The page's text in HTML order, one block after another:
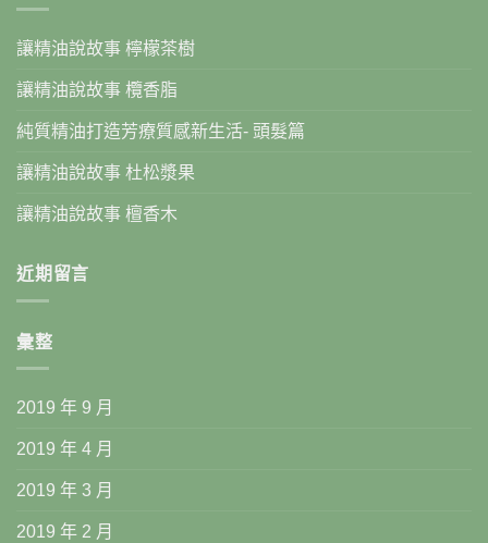
讓精油說故事 檸檬茶樹
讓精油說故事 欖香脂
純質精油打造芳療質感新生活- 頭髮篇
讓精油說故事 杜松漿果
讓精油說故事 檀香木
近期留言
彙整
2019 年 9 月
2019 年 4 月
2019 年 3 月
2019 年 2 月